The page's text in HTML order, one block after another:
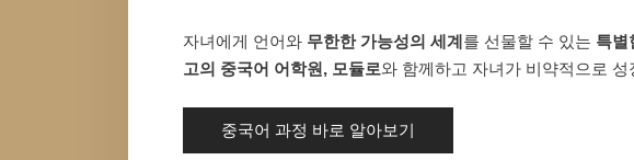
자녀에게 언어와 무한한 가능성의 세계를 선물할 수 있는 특별
고의 중국어 어학원, 모듈로와 함께하고 자녀가 비약적으로
중국어 과정 바로 알아보기